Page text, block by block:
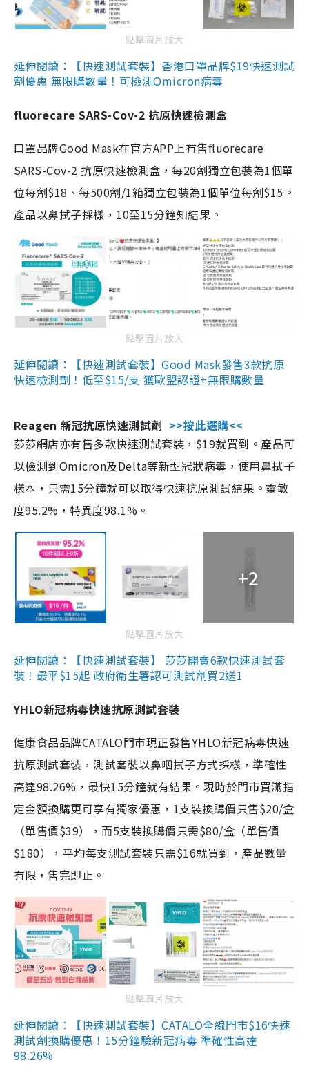
點擊圖片放大
延伸閱讀：【快速測試套裝】香港口罩品牌$19快速測試
劑優惠 無限購數量！可檢測Omicron病毒
fluorecare SARS-Cov-2 抗原快速檢測盒
口罩品牌Good Mask在官方APP上有售fluorecare
SARS-Cov-2 抗原快速檢測盒，每20劑獨立包裝為1個單
位每劑$18、每500劑/1箱獨立包裝為1個單位每劑$15。
產品以鼻拭子採樣，10至15分鐘知結果。
點擊圖片放大
延伸閱讀：【快速測試套裝】Good Mask發售3款抗原
快速檢測劑！低至$15/支 獲歐盟認證+無限購數量
Reagen 新冠抗原快速測試劑 >>按此選購<<
莎莎網店亦有售多款快速測試套裝，$19就買到。產品可
以檢測到Omicron及Delta等新型冠狀病毒，使用鼻拭子
樣本，只需15分鐘就可以取得快速抗原測試結果。靈敏
度95.2%，特異度98.1%。
+2
點擊圖片放大
延伸閱讀：【快速測試套裝】 莎莎開賣6款快速測試套
裝！最平$15起 政府衛生署認可測試劑買2送1
YHLO新冠病毒快速抗原測試套裝
健康食品品牌CATALO門市現正發售YHLO新冠病毒快速
抗原測試套裝，測試套裝以鼻咽拭子方式採樣，準確性
高達98.26%，最快15分鐘就有結果。現時於門市買滿指
定金額換購更可享有獨家優惠，1支裝換購價只售$20/盒
（單售價$39），而5支裝換購價只需$80/盒（單售價
$180），平均每支測試套裝只需$16就買到，產品數量
有限，售完即止。
點擊圖片放大
延伸閱讀：【快速測試套裝】CATALO全線門市$16快速
測試劑換購優惠！15分鐘驗新冠病毒 準確性高達
98.26%